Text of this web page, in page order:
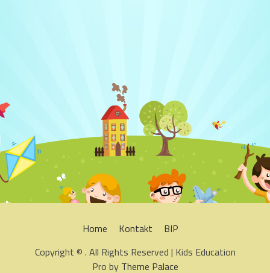
Home Kontakt
BIP
Copyright © . All Rights Reserved | Kids Education
Pro by Theme Palace